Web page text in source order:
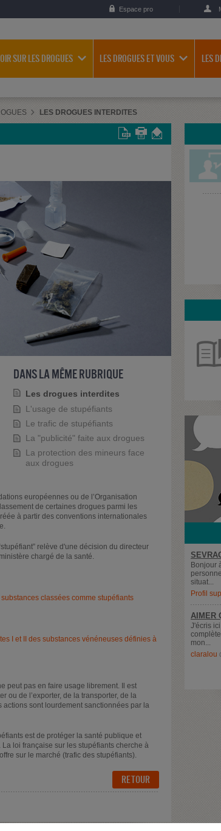
Espace pro
SUR LES DROGUES LES DROGUES ET VOUS LES
LES DROGUES INTERDITES
DANS LA MÊME RUBRIQUE
Les drogues interdites
L'usage de stupéfiants
Le trafic de stupéfiants
La "publicité" faite aux drogues
La protection des mineurs face
aux drogues
européennes ou de l’Organisation
de certaines drogues parmi les
à partir des conventions internationales
relève d'une décision du directeur
chargé de la santé.
classées comme stupéfiants
I et II des substances vénéneuses définies à
peut pas en faire usage librement. Il est
ou de l’exporter, de la transporter, de la
sont lourdement sanctionnées par la
est de protéger la santé publique et
loi française sur les stupéfiants cherche à
sur le marché (trafic des stupéfiants).
RETOUR
Bonjour
situat...
Profil
AIMER
J'écris
mon...
claralou